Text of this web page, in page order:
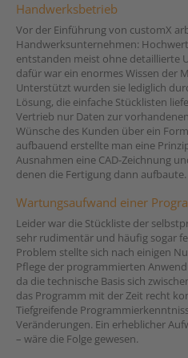
Handwerksbetrieb
Vor der Einführung von customX
Handwerksunternehmen:
entstanden meist ohne detaillierte
dafür war ein enormes Wissen der
Unterstützt wurden sie lediglich
Lösung, die einfache Stücklisten
Vertrieb nur Daten zur
Wünsche des Kunden über ein
aufbauend erstellte man eine
Ausnahmen eine CAD-Zeichnung
denen die Fertigung dann aufbaute.
Wartungsaufwand einer
Leider war die Stückliste der
sehr rudimentär und häufig sogar
Problem stellte sich nach einigen
Pflege der programmierten
da die technische Basis sich
das Programm mit der Zeit recht
Tiefgreifende
Veränderungen. Ein erheblicher
– wäre die Folge gewesen.